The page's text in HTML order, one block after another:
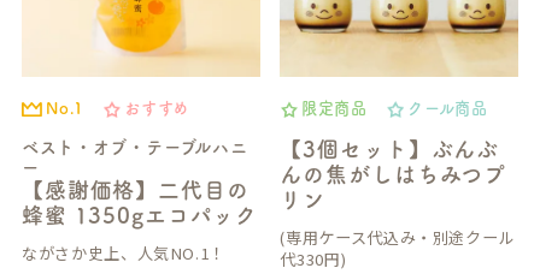
No.1 おすすめ
ベスト・オブ・テーブルハニ
ー
【感謝価格】二代目の
蜂蜜 1350gエコパック
ながさか史上、人気NO.1！
限定商品 クール商品
【3個セット】ぶんぶ
んの焦がしはちみつプ
リン
(専用ケース代込み・別途クール
代330円)